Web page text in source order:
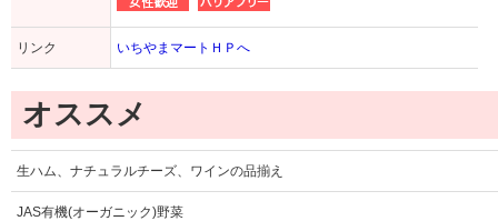
リンク いちやまマートＨＰへ
オススメ
生ハム、ナチュラルチーズ、ワインの品揃え
JAS有機(オーガニック)野菜